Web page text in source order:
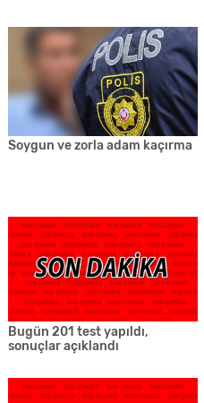
Soygun ve zorla adam kaçırma
Bugün 201 test yapıldı,
sonuçlar açıklandı